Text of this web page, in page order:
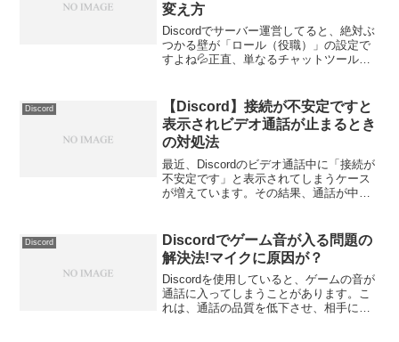
変え方
Discordでサーバー運営してると、絶対ぶ
つかる壁が「ロール（役職）」の設定で
すよね💦正直、単なるチャットツールと
これ！？」ってなりません？😂「メンバ
ーに色がつかないん...
Discord
【Discord】接続が不安定ですと
表示されビデオ通話が止まるとき
の対処法
最近、Discordのビデオ通話中に「接続が
不安定です」と表示されてしまうケース
が増えています。その結果、通話が中断
に対処すればよいのか、具体的な手段を
ご紹介します。【...
Discord
Discordでゲーム音が入る問題の
解決法!マイクに原因が？
Discordを使用していると、ゲームの音が
通話に入ってしまうことがあります。こ
れは、通話の品質を低下させ、相手に声